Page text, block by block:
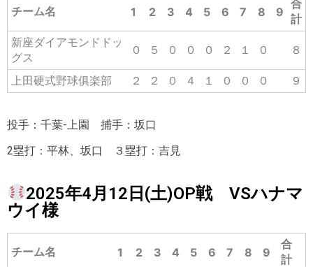
チーム名 1 2 3 4 5 6 7 8 9
合
計
新座ダイアモンドドッ
グス
０ ５ ０ ０ ０ ２ １ ０ ８
上田硬式野球俱楽部 ２ ２ ０ ４ １ ０ ０ ０ ９
投手：千葉-上園 捕手：坂口
2塁打：平林、坂口 ３塁打：吉見
2025年4月12日(土)OP戦 VSハナマ
ウイ様
チーム名 1 2 3 4 5 6 7 8 9
合
計